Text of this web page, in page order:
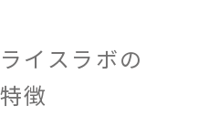
ライスラボの
特徴